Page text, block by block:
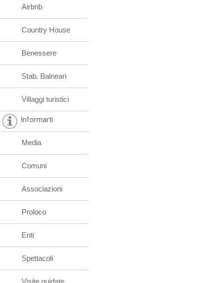
Airbnb
Country House
Benessere
Stab. Balneari
Villaggi turistici
Informarti
Media
Comuni
Associazioni
Proloco
Enti
Spettacoli
Visite guidate